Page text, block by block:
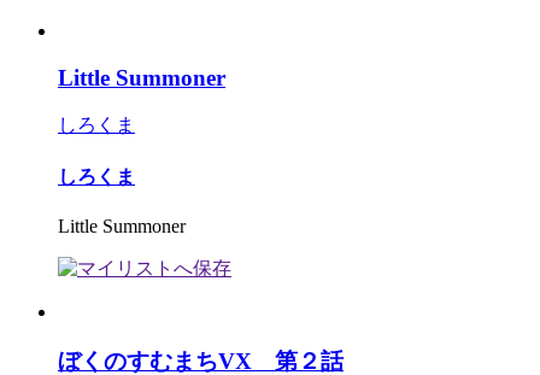
Little Summoner
しろくま
しろくま
Little Summoner
ぼくのすむまちVX 第２話